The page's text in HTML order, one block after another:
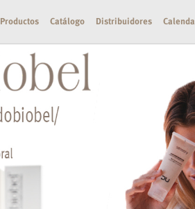
Productos Catálogo Distribuidores